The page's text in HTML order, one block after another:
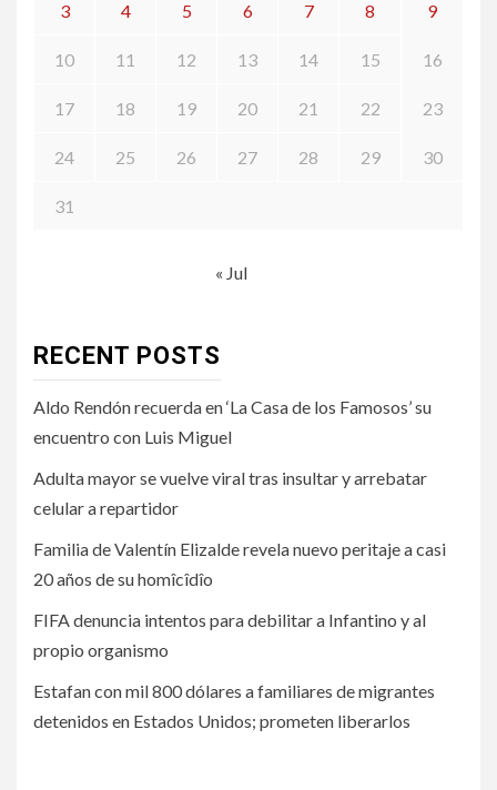
3 4 5 6 7 8 9
10 11 12 13 14 15 16
17 18 19 20 21 22 23
24 25 26 27 28 29 30
31
« Jul
RECENT POSTS
Aldo Rendón recuerda en ‘La Casa de los Famosos’ su
encuentro con Luis Miguel
Adulta mayor se vuelve viral tras insultar y arrebatar
celular a repartidor
Familia de Valentín Elizalde revela nuevo peritaje a casi
20 años de su homîcîdîo
FIFA denuncia intentos para debilitar a Infantino y al
propio organismo
Estafan con mil 800 dólares a familiares de migrantes
detenidos en Estados Unidos; prometen liberarlos